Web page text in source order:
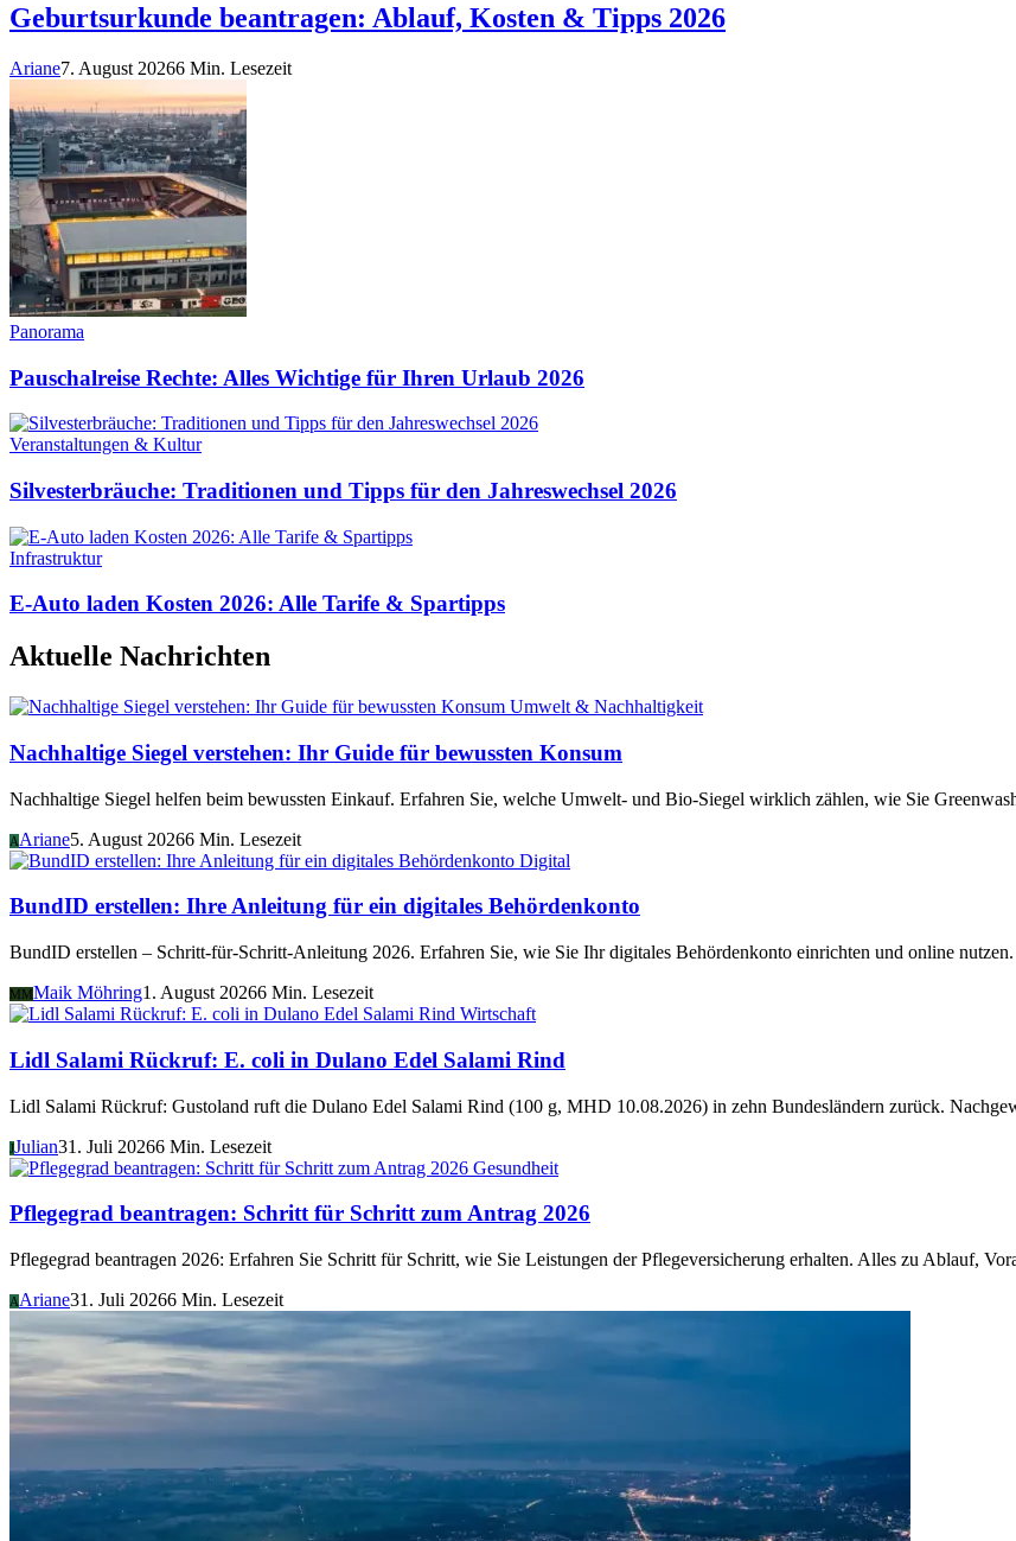
Geburtsurkunde beantragen: Ablauf, Kosten & Tipps 2026
Ariane7. August 20266 Min. Lesezeit
Panorama
Pauschalreise Rechte: Alles Wichtige für Ihren Urlaub 2026
Veranstaltungen & Kultur
Silvesterbräuche: Traditionen und Tipps für den Jahreswechsel 2026
Infrastruktur
E-Auto laden Kosten 2026: Alle Tarife & Spartipps
Aktuelle Nachrichten
Umwelt & Nachhaltigkeit
Nachhaltige Siegel verstehen: Ihr Guide für bewussten Konsum
Nachhaltige Siegel helfen beim bewussten Einkauf. Erfahren Sie, welche Umwelt- und Bio-Siegel wirklich zählen, wie Sie
AAriane5. August 20266 Min. Lesezeit
Digital
BundID erstellen: Ihre Anleitung für ein digitales Behördenkonto
BundID erstellen – Schritt-für-Schritt-Anleitung 2026. Erfahren Sie, wie Sie Ihr digitales Behördenkonto einrichten und online
MMMaik Möhring1. August 20266 Min. Lesezeit
Wirtschaft
Lidl Salami Rückruf: E. coli in Dulano Edel Salami Rind
Lidl Salami Rückruf: Gustoland ruft die Dulano Edel Salami Rind (100 g, MHD 10.08.2026) in zehn Bundesländern zurück.
JJulian31. Juli 20266 Min. Lesezeit
Gesundheit
Pflegegrad beantragen: Schritt für Schritt zum Antrag 2026
Pflegegrad beantragen 2026: Erfahren Sie Schritt für Schritt, wie Sie Leistungen der Pflegeversicherung erhalten. Alles zu Ablauf,
AAriane31. Juli 20266 Min. Lesezeit